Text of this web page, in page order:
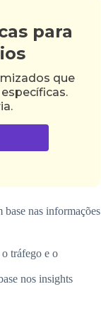
para
que
base nas informações
tráfego e o
nos insights